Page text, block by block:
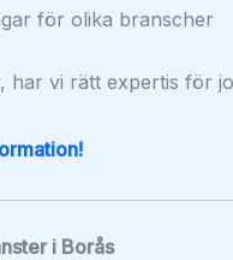
för olika branscher
har vi rätt expertis för
i Borås